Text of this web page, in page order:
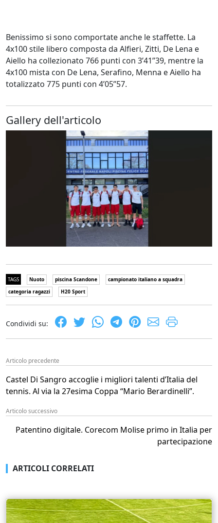
Benissimo si sono comportate anche le staffette. La
4x100 stile libero composta da Alfieri, Zitti, De Lena e
Aiello ha collezionato 766 punti con 3’41”39, mentre la
4x100 mista con De Lena, Serafino, Menna e Aiello ha
totalizzato 775 punti con 4’05”57.
Gallery dell'articolo
TAGS Nuoto piscina Scandone
campionato italiano a squadra
categoria ragazzi
H20 Sport
Condividi su:
Articolo precedente
Castel Di Sangro accoglie i migliori talenti d’Italia del
tennis. Al via la 27esima Coppa “Mario Berardinelli”.
Articolo successivo
Patentino digitale. Corecom Molise primo in Italia per
partecipazione
ARTICOLI CORRELATI